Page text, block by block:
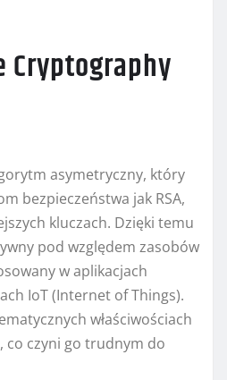
Cryptography
asymetryczny, który
bezpieczeństwa jak RSA,
kluczach. Dzięki temu
pod względem zasobów
w aplikacjach
IoT (Internet of Things).
właściwościach
co czyni go trudnym do